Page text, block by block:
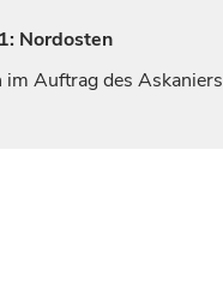
Nordosten
im Auftrag des Askaniers